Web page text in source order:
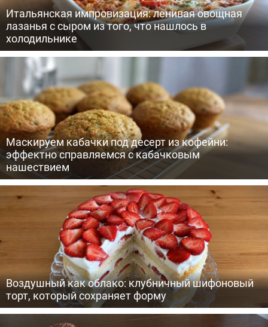
Итальянская импровизация: ленивая овощная
лазанья с сыром из того, что нашлось в
холодильнике
Маскируем кабачки под десерт из кофейни:
эффектно справляемся с кабачковым
нашествием
Воздушный как облако: клубничный шифоновый
торт, который сохраняет форму